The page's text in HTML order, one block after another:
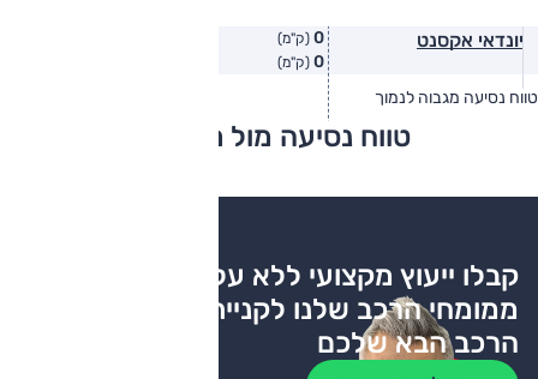
יונדאי אקסנט 0 (ק"מ)
0 (ק"מ)
טווח נסיעה מגבוה לנמוך
טווח נסיעה מול מתחרים
קבלו ייעוץ מקצועי ללא עלות
ממומחי הרכב שלנו לקניית
הרכב הבא שלכם